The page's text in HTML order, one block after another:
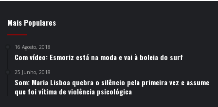
Mais Populares
16 Agosto, 2018
Com vídeo: Esmoriz está na moda e vai à boleia do surf
25 Junho, 2018
Som: Maria Lisboa quebra o silêncio pela primeira vez e assume
que foi vítima de violência psicológica